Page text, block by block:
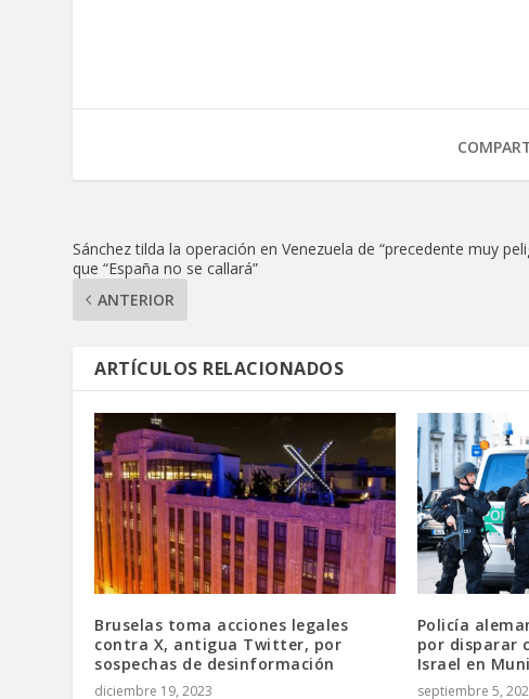
Sánchez tilda la operación en Venezuela de “precedente muy
que “España no se callará”
ANTERIOR
ARTÍCULOS RELACIONADOS
Bruselas toma acciones legales
contra X, antigua Twitter, por
sospechas de desinformación
diciembre 19, 2023
Policía
por disparar
Israel en
septiembre 5,